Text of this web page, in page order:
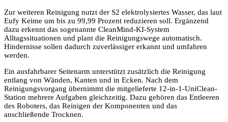
Zur weiteren Reinigung nutzt der S2 elektrolysiertes Wasser, das laut
Eufy Keime um bis zu 99,99 Prozent reduzieren soll. Ergänzend
dazu erkennt das sogenannte CleanMind-KI-System
Alltagssituationen und plant die Reinigungswege automatisch.
Hindernisse sollen dadurch zuverlässiger erkannt und umfahren
werden.
Ein ausfahrbarer Seitenarm unterstützt zusätzlich die Reinigung
entlang von Wänden, Kanten und in Ecken. Nach dem
Reinigungsvorgang übernimmt die mitgelieferte 12-in-1-UniClean-
Station mehrere Aufgaben gleichzeitig. Dazu gehören das Entleeren
des Roboters, das Reinigen der Komponenten und das
anschließende Trocknen.